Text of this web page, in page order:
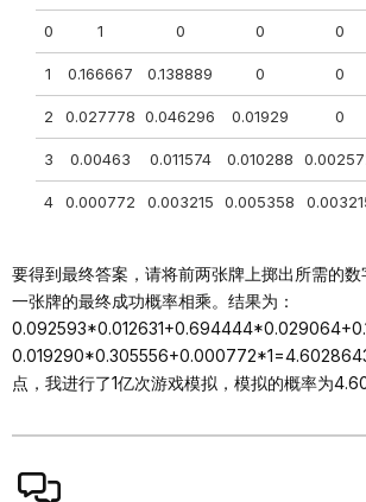
0 1 0 0 0
1 0.166667 0.138889 0 0
2 0.027778 0.046296 0.01929 0
3 0.00463 0.011574 0.010288
4 0.000772 0.003215 0.005358
要得到最终答案，请将前两张牌上掷出所需的
一张牌的最终成功概率相乘。结果为：
点，我进行了1亿次游戏模拟，模拟的概率为